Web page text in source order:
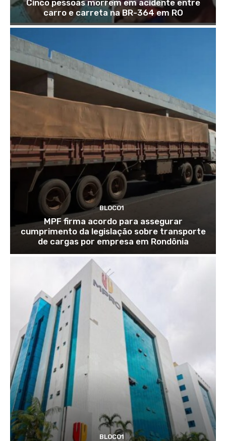
Cinco pessoas morrem em acidente entre
carro e carreta na BR-364 em RO
BLOCO1
MPF firma acordo para assegurar
cumprimento da legislação sobre transporte
de cargas por empresa em Rondônia
BLOCO1